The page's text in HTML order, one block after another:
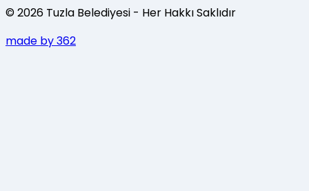
©2026 Tuzla Belediyesi - Her Hakkı Saklıdır
made by 362